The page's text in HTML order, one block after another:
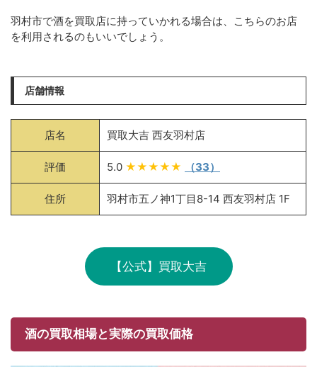
羽村市で酒を買取店に持っていかれる場合は、こちらのお店
を利用されるのもいいでしょう。
店舗情報
店名 買取大吉 西友羽村店
評価 5.0 ★★★★★ （33）
住所 羽村市五ノ神1丁目8-14 西友羽村店 1F
【公式】買取大吉
酒の買取相場と実際の買取価格